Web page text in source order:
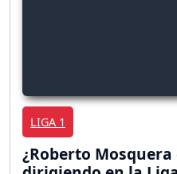
LIGA 1
¿Roberto